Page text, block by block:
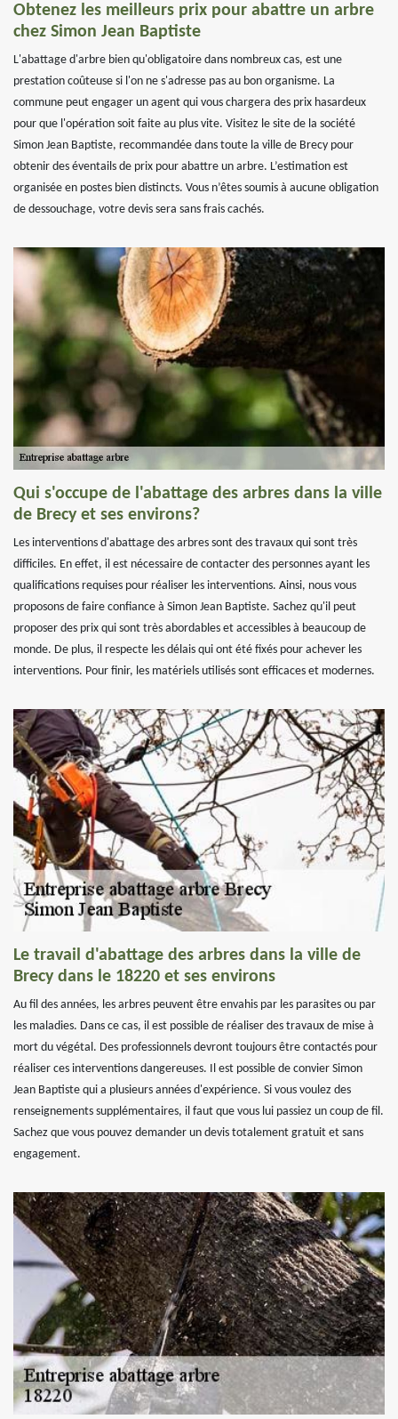
Obtenez les meilleurs prix pour abattre un arbre
chez Simon Jean Baptiste
L'abattage d'arbre bien qu'obligatoire dans nombreux cas, est une
prestation coûteuse si l'on ne s'adresse pas au bon organisme. La
commune peut engager un agent qui vous chargera des prix hasardeux
pour que l'opération soit faite au plus vite. Visitez le site de la société
Simon Jean Baptiste, recommandée dans toute la ville de Brecy pour
obtenir des éventails de prix pour abattre un arbre. L’estimation est
organisée en postes bien distincts. Vous n’êtes soumis à aucune obligation
de dessouchage, votre devis sera sans frais cachés.
Qui s'occupe de l'abattage des arbres dans la ville
de Brecy et ses environs?
Les interventions d'abattage des arbres sont des travaux qui sont très
difficiles. En effet, il est nécessaire de contacter des personnes ayant les
qualifications requises pour réaliser les interventions. Ainsi, nous vous
proposons de faire confiance à Simon Jean Baptiste. Sachez qu'il peut
proposer des prix qui sont très abordables et accessibles à beaucoup de
monde. De plus, il respecte les délais qui ont été fixés pour achever les
interventions. Pour finir, les matériels utilisés sont efficaces et modernes.
Le travail d'abattage des arbres dans la ville de
Brecy dans le 18220 et ses environs
Au fil des années, les arbres peuvent être envahis par les parasites ou par
les maladies. Dans ce cas, il est possible de réaliser des travaux de mise à
mort du végétal. Des professionnels devront toujours être contactés pour
réaliser ces interventions dangereuses. Il est possible de convier Simon
Jean Baptiste qui a plusieurs années d'expérience. Si vous voulez des
renseignements supplémentaires, il faut que vous lui passiez un coup de fil.
Sachez que vous pouvez demander un devis totalement gratuit et sans
engagement.